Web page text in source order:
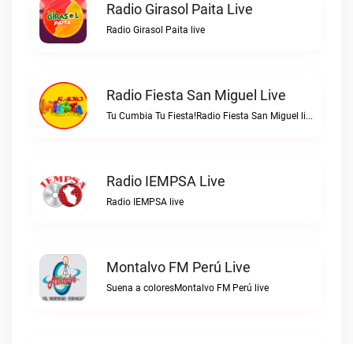
Radio Girasol Paita Live
Radio Girasol Paita live
Radio Fiesta San Miguel Live
Tu Cumbia Tu Fiesta!Radio Fiesta San Miguel live
Radio IEMPSA Live
Radio IEMPSA live
Montalvo FM Perú Live
Suena a coloresMontalvo FM Perú live